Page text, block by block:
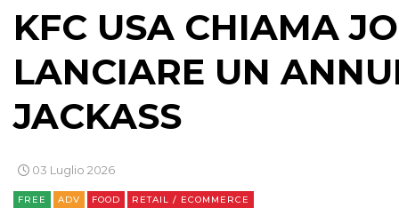
KFC USA CHIAMA
LANCIARE UN
JACKASS
03 Luglio 2026
FREE ADV FOOD RETAIL / ECOMMERCE